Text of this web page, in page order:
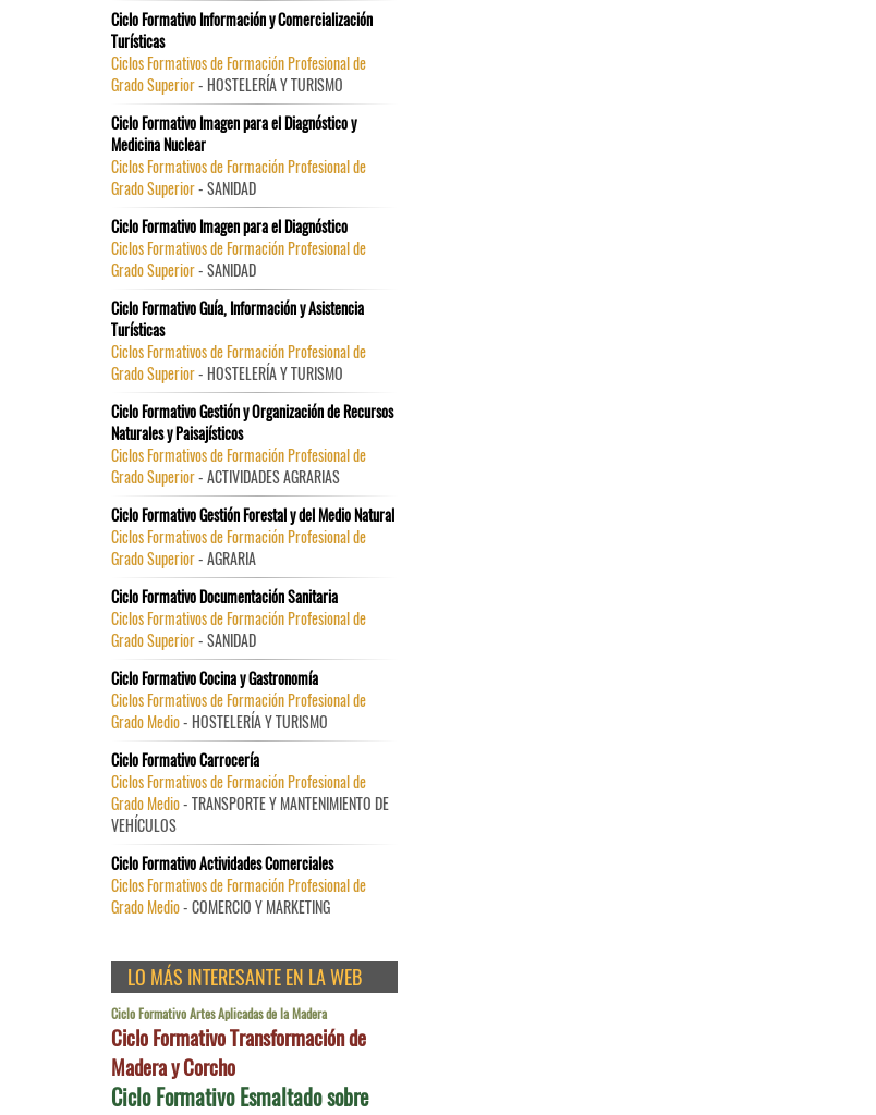
Ciclo Formativo Información y Comercialización
Turísticas
Ciclos Formativos de Formación Profesional de
Grado Superior- HOSTELERÍA Y TURISMO
Ciclo Formativo Imagen para el Diagnóstico y
Medicina Nuclear
Ciclos Formativos de Formación Profesional de
Grado Superior- SANIDAD
Ciclo Formativo Imagen para el Diagnóstico
Ciclos Formativos de Formación Profesional de
Grado Superior- SANIDAD
Ciclo Formativo Guía, Información y Asistencia
Turísticas
Ciclos Formativos de Formación Profesional de
Grado Superior- HOSTELERÍA Y TURISMO
Ciclo Formativo Gestión y Organización de Recursos
Naturales y Paisajísticos
Ciclos Formativos de Formación Profesional de
Grado Superior- ACTIVIDADES AGRARIAS
Ciclo Formativo Gestión Forestal y del Medio Natural
Ciclos Formativos de Formación Profesional de
Grado Superior- AGRARIA
Ciclo Formativo Documentación Sanitaria
Ciclos Formativos de Formación Profesional de
Grado Superior- SANIDAD
Ciclo Formativo Cocina y Gastronomía
Ciclos Formativos de Formación Profesional de
Grado Medio- HOSTELERÍA Y TURISMO
Ciclo Formativo Carrocería
Ciclos Formativos de Formación Profesional de
Grado Medio- TRANSPORTE Y MANTENIMIENTO DE
VEHÍCULOS
Ciclo Formativo Actividades Comerciales
Ciclos Formativos de Formación Profesional de
Grado Medio- COMERCIO Y MARKETING
LO MÁS INTERESANTE EN LA WEB
Ciclo Formativo Artes Aplicadas de la Madera
Ciclo Formativo Transformación de
Madera y Corcho
Ciclo Formativo Esmaltado sobre